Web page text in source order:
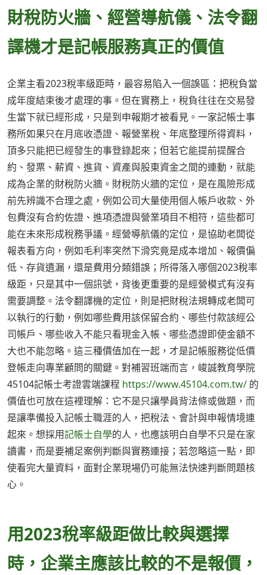
財稅防火牆、經營導航儀、法令翻
譯機才是記帳服務真正的價值
企業主看2023稅率級距時，最容易陷入一個誤區：把稅負當
成年度結束後才處理的事。但在實務上，稅負往往在交易發
生當下就已經形成，只是到申報期才被看見。一家記帳士事
務所如果只在月底收憑證、報營業稅、年底整理所得資料，
頂多只能把已經發生的事登錄起來；但若它能提前提醒合
約、發票、薪資、進貨、資產與股東資金之間的連動，就能
成為企業的財稅防火牆。財稅防火牆的定位，是在風險形成
前先辨識不合理之處，例如公司大量使用個人帳戶收款、外
包費沒有合約佐證、進項憑證與營業項目不相符，這些都可
能在未來形成稅務爭議。經營導航儀的定位，是協助老闆從
報表看方向，例如毛利率突然下滑究竟是成本增加、報價偏
低、存貨遺漏，還是費用分類錯誤；所得落入哪個2023稅率
級距，只是其中一個訊號，背後更重要的是經營模式有沒有
需要調整。法令翻譯機的定位，則是把財稅法規轉成老闆可
以執行的行動，例如哪些費用該保留合約、哪些付款該經公
司帳戶、哪些收入不能只看現金入帳、哪些憑證即使金額不
大也不能忽略。這三種價值加在一起，才是記帳服務從低價
登帳走向專業顧問的關鍵。對補習班端而言，峻誠教育學院
45104記帳士考證雲端課程 https://www.45104.com.tw/ 的
價值也可放在這裡理解：它不是只讓學員背法條或做題，而
是讓準備投入記帳士職涯的人，把稅法、會計與申報情境連
起來。想採用記帳士自學的人，也應該明白自學不只是在家
讀書，而是要補足案例判斷與實務連接；若忽略這一點，即
使看完大量資料，面對企業現場仍可能無法快速判斷問題核
心。
用2023稅率級距做比較與選擇
時，企業主應該比較的不是報價，